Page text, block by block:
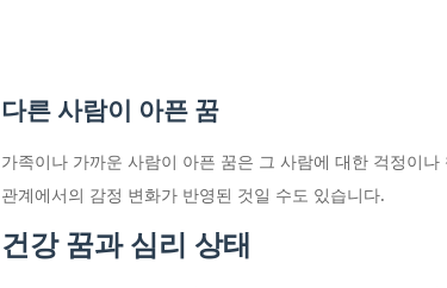
다른 사람이 아픈 꿈
가족이나 가까운 사람이 아픈 꿈은 그 사람에 대한 걱정이
관계에서의 감정 변화가 반영된 것일 수도 있습니다.
건강 꿈과 심리 상태